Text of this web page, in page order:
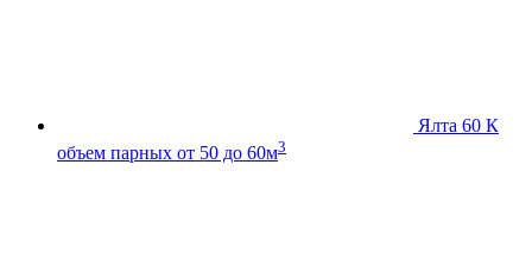
Ялта 60 К
объем парных от 50 до 60м3